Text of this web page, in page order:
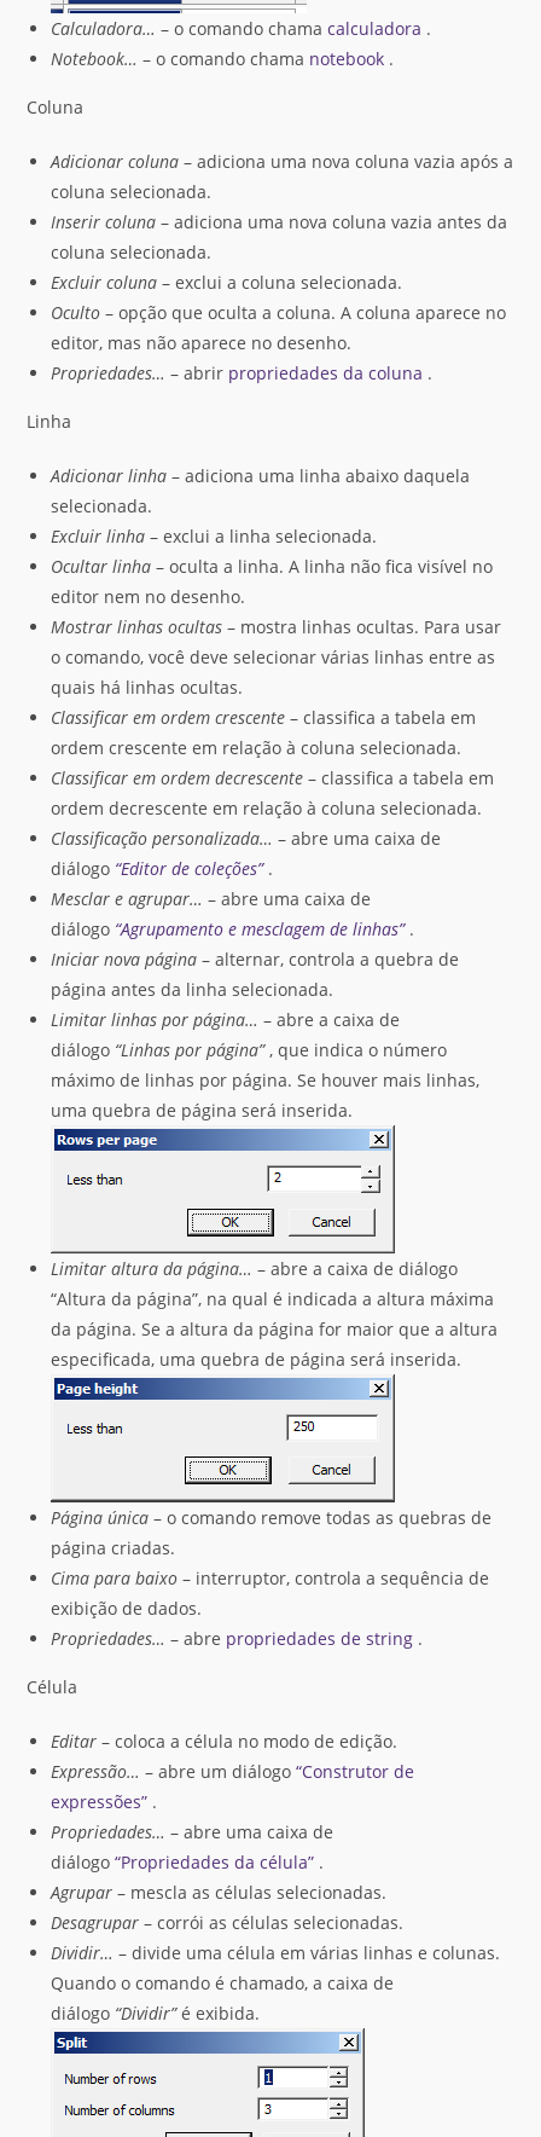
Calculadora… – o comando chamacalculadora .
Notebook… – o comando chama notebook .
Coluna
Adicionar coluna – adiciona uma nova coluna vazia após a
coluna selecionada.
Inserir coluna – adiciona uma nova coluna vazia antes da
coluna selecionada.
Excluir coluna – exclui a coluna selecionada.
Oculto – opção que oculta a coluna. A coluna aparece no
editor, mas não aparece no desenho.
Propriedades… – abrir propriedades da coluna .
Linha
Adicionar linha – adiciona uma linha abaixo daquela
selecionada.
Excluir linha – exclui a linha selecionada.
Ocultar linha – oculta a linha. A linha não fica visível no
editor nem no desenho.
Mostrar linhas ocultas – mostra linhas ocultas. Para usar
o comando, você deve selecionar várias linhas entre as
quais há linhas ocultas.
Classificar em ordem crescente – classifica a tabela em
ordem crescente em relação à coluna selecionada.
Classificar em ordem decrescente – classifica a tabela em
ordem decrescente em relação à coluna selecionada.
Classificação personalizada… – abre uma caixa de
diálogo “Editor de coleções”.
Mesclar e agrupar… – abre uma caixa de
diálogo “Agrupamento e mesclagem de linhas”.
Iniciar nova página – alternar, controla a quebra de
página antes da linha selecionada.
Limitar linhas por página… – abre a caixa de
diálogo “Linhas por página”, que indica o número
máximo de linhas por página. Se houver mais linhas,
uma quebra de página será inserida.
Limitar altura da página… – abre a caixa de diálogo
“Altura da página”, na qual é indicada a altura máxima
da página. Se a altura da página for maior que a altura
especificada, uma quebra de página será inserida.
Página única – o comando remove todas as quebras de
página criadas.
Cima para baixo – interruptor, controla a sequência de
exibição de dados.
Propriedades… – abre propriedades de string .
Célula
Editar – coloca a célula no modo de edição.
Expressão… – abre um diálogo“Construtor de
expressões” .
Propriedades… – abre uma caixa de
diálogo“Propriedades da célula” .
Agrupar – mescla as células selecionadas.
Desagrupar – corrói as células selecionadas.
Dividir… – divide uma célula em várias linhas e colunas.
Quando o comando é chamado, a caixa de
diálogo “Dividir”é exibida.